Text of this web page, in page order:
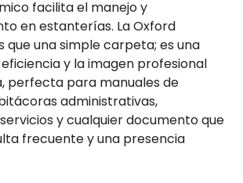
facilita el manejo y
en estanterías. La Oxford
que una simple carpeta; es una
y la imagen profesional
perfecta para manuales de
administrativas,
y cualquier documento que
frecuente y una presencia